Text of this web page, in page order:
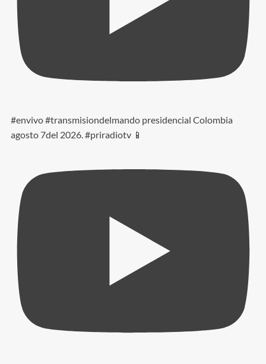
#envivo #transmisiondelmando presidencial Colombia
agosto 7del 2026. #priradiotv 📱